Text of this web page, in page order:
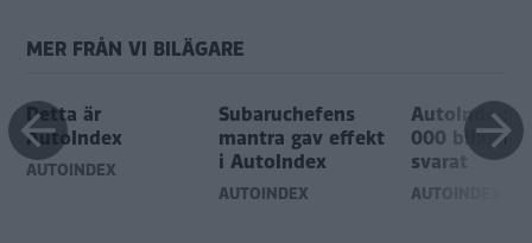
MER FRÅN VI BILÄGARE
Detta är
AutoIndex
AUTOINDEX
Subaruchefens
mantra gav effekt
i AutoIndex
AUTOINDEX
AutoIndex -
000 bilägare
svarat
AUTOINDEX